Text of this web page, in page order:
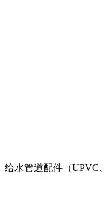
水管道配件（UPVC、